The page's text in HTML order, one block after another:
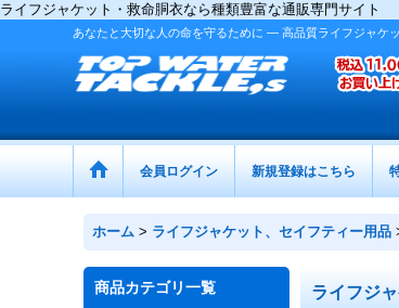
ライフジャケット・救命胴衣なら種類豊富な通販専門サイト
あなたと大切な人の命を守るために ― 高品質ライフジャケ
会員ログイン 新規登録はこちら
ホーム > ライフジャケット、セイフティー用品
商品カテゴリ一覧 ライフジ